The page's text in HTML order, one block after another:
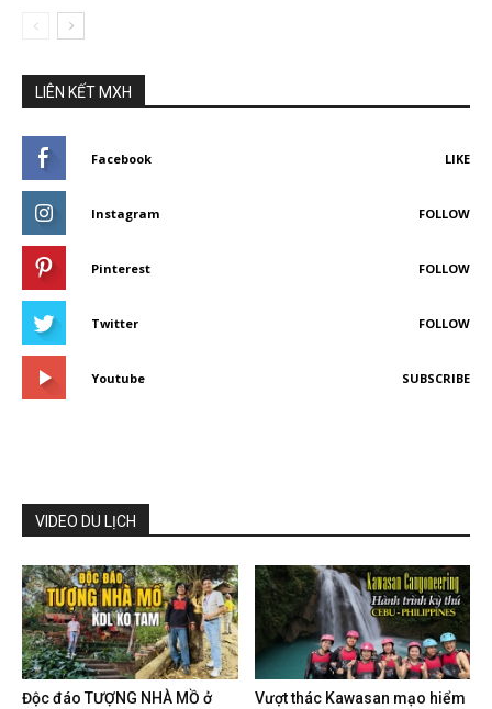
LIÊN KẾT MXH
Facebook LIKE
Instagram FOLLOW
Pinterest FOLLOW
Twitter FOLLOW
Youtube SUBSCRIBE
VIDEO DU LỊCH
Độc đáo TƯỢNG NHÀ MỒ ở Vượt thác Kawasan mạo hiểm